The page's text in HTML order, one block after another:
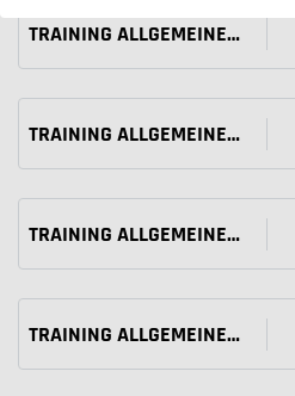
TRAINING ALLGEMEINER UND GOLFSPEZIFISCHER BEWEGLICHKEIT, KRAFT UND SCHNELLKRAFT
TRAINING ALLGEMEINER UND GOLFSPEZIFISCHER BEWEGLICHKEIT, KRAFT UND SCHNELLKRAFT
TRAINING ALLGEMEINER UND GOLFSPEZIFISCHER BEWEGLICHKEIT, KRAFT UND SCHNELLKRAFT
TRAINING ALLGEMEINER UND GOLFSPEZIFISCHER BEWEGLICHKEIT, KRAFT UND SCHNELLKRAFT